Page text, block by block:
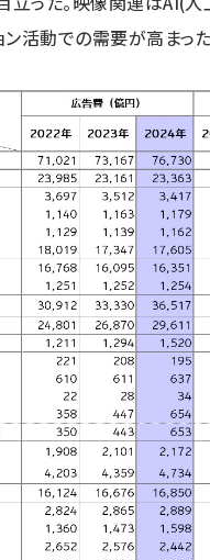
ン活動での需要が高まった